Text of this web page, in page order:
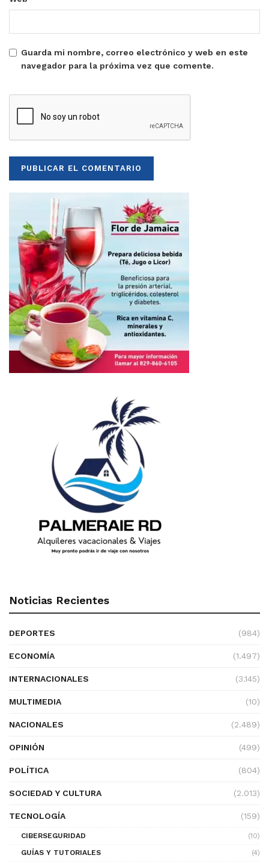
Guarda mi nombre, correo electrónico y web en este
navegador para la próxima vez que comente.
Noticias Recientes
DEPORTES (984)
ECONOMÍA (1.497)
INTERNACIONALES (3.145)
MULTIMEDIA (10)
NACIONALES (2.489)
OPINIÓN (499)
POLÍTICA (804)
SOCIEDAD Y CULTURA (2.013)
TECNOLOGÍA (159)
CIBERSEGURIDAD
(10)
GUÍAS Y TUTORIALES
(4)